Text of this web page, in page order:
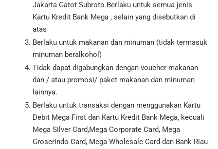
Jakarta Gatot Subroto.Berlaku untuk semua jenis
Kartu Kredit Bank Mega , selain yang disebutkan di
atas
Berlaku untuk makanan dan minuman (tidak termasuk
minuman beralkohol)
Tidak dapat digabungkan dengan voucher makanan
dan / atau promosi/ paket makanan dan minuman
lainnya.
Berlaku untuk transaksi dengan menggunakan Kartu
Debit Mega First dan Kartu Kredit Bank Mega, kecuali
Mega Silver Card,Mega Corporate Card, Mega
Groserindo Card, Mega Wholesale Card dan Bank Riau